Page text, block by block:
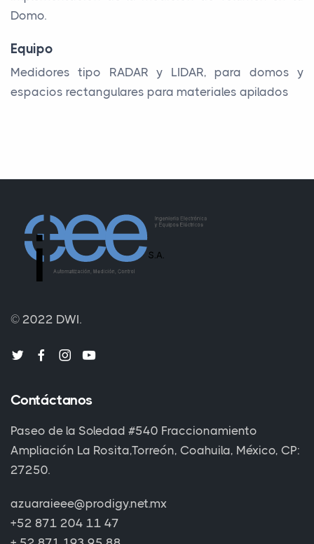
Domo.
Equipo
Medidores tipo RADAR y LIDAR, para domos y
espacios rectangulares para materiales apilados
© 2022 DWI.
Contáctanos
Paseo de la Soledad #540 Fraccionamiento
Ampliación La Rosita,Torreón, Coahuila, México, CP:
27250.
azuaraieee@prodigy.net.mx
+52 871 204 11 47